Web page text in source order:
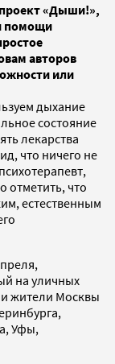
проект «Дыши!»,
помощи
авторов
или
дыхание
состояние
лекарства
что ничего не
отметить, что
естественным
на уличных
жители Москвы
Уфы,